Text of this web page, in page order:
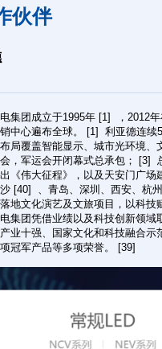
伙伴
集团成立于1995年 [1] ，2012
中心遍布全球。 [1] 利亚德连续
局覆盖智能显示、城市光环境
，军运会开闭幕式总承包； [3]
《伟大征程》，以及天安门广
[40] 、青岛、深圳、西安、杭
地文化演艺及文旅项目，以科技
集团凭借业绩以及科技创新领
业十强、国家文化和科技融合
冠军产品等多项荣誉。 [39]